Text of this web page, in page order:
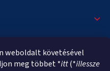
weboldalt követésével
meg többet *itt(*illessze